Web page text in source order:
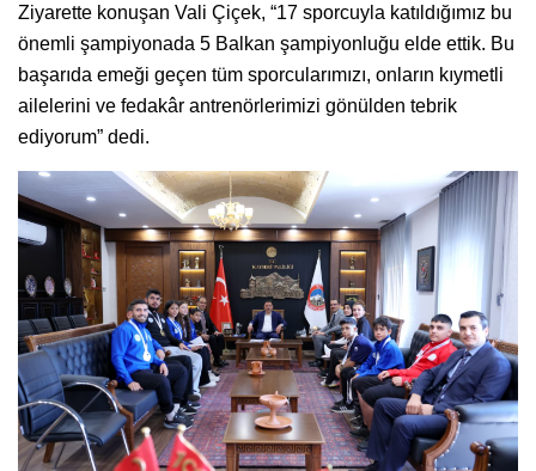
Ziyarette konuşan Vali Çiçek, “17 sporcuyla katıldığımız bu
önemli şampiyonada 5 Balkan şampiyonluğu elde ettik. Bu
başarıda emeği geçen tüm sporcularımızı, onların kıymetli
ailelerini ve fedakâr antrenörlerimizi gönülden tebrik
ediyorum” dedi.